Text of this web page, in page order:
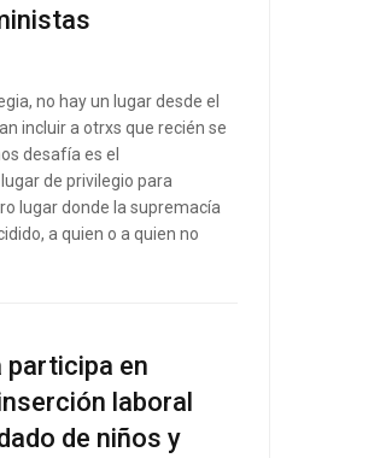
no hay un lugar desde el
incluir a otrxs que recién se
desafía es el
de privilegio para
lugar donde la supremacía
a quien o a quien no
participa en
laboral
de niños y